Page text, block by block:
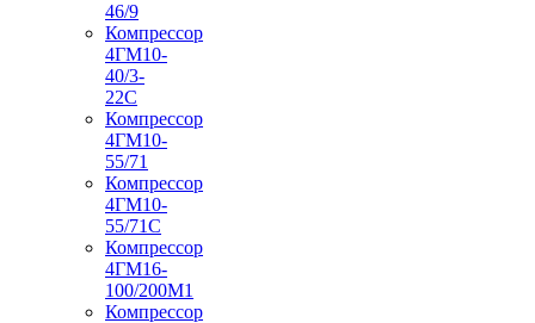
46/9
Компрессор
4ГМ10-
40/3-
22С
Компрессор
4ГМ10-
55/71
Компрессор
4ГМ10-
55/71С
Компрессор
4ГМ16-
100/200М1
Компрессор